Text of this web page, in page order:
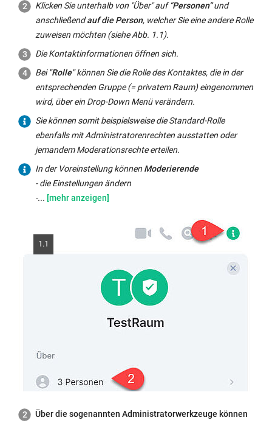
Klicken Sie unterhalb von "Über" auf “Personen”und
anschließendauf die Person, welcher Sie eine andere Rolle
zuweisen möchten (siehe Abb. 1.1).
Die Kontaktinformationen öffnen sich.
Bei"Rolle"können Sie die Rolle des Kontaktes, die in der
entsprechenden Gruppe (= privatem Raum) eingenommen
wird, über ein Drop-Down Menü verändern.
Sie können somit beispielsweise die Standard-Rolle
ebenfalls mit Administratorenrechten ausstatten oder
jemandem Moderationsrechte erteilen.
In
der
Voreinstellung
die
nicht
die
Administratoren)
dem
In der Voreinstellung können Moderierende
- die Einstellungen ändern
-...
1.1
Über die sogenannten Administratorwerkzeuge können